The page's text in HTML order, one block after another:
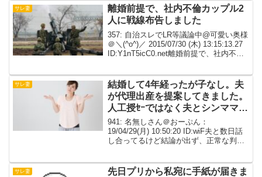
歳、年収350◆嫁の年齢・...
サレ妻
離婚前提で、社内不倫カップル2
人に戦線布告しました
357: 自治スレでLR等議論中@可愛い奥様
＠＼(^o^)／ 2015/07/30 (木) 13:15:13.27
ID:Y1nT5icC0.net離婚前提で、社内不倫
サレ妻
結婚して4年経ったが子なし。夫
が代理出産を提案してきました。
人工授ｾｰではなく夫とシンママが
直に行為するそうです。
941: 名無しさん＠おーぷん：
19/04/29(月) 10:50:20 ID:wiF夫と数日話
し合ってるけど結論が出ず、正常な判断
し。検査結果は「双方ともに多少...
サレ妻
先日プリから私宛に手紙が届きま